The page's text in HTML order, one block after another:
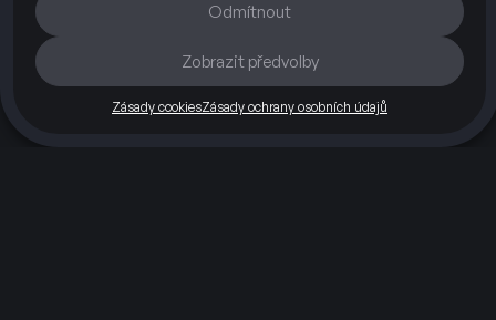
Odmítnout
Zobrazit předvolby
Zásady cookiesZásady ochrany osobních údajů
Okruh O nás Blog Kontakty